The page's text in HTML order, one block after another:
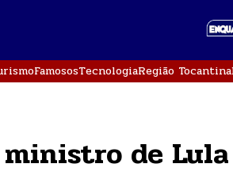
FamososTecnologiaRegião Tocantina
de